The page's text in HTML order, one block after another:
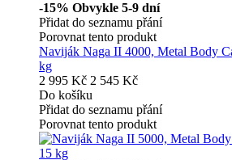
-15% Obvykle 5-9 dní
Přidat do seznamu přání
Porovnat tento produkt
Naviják Naga II 4000, Metal Body
kg
2 995 Kč 2 545 Kč
Do košíku
Přidat do seznamu přání
Porovnat tento produkt